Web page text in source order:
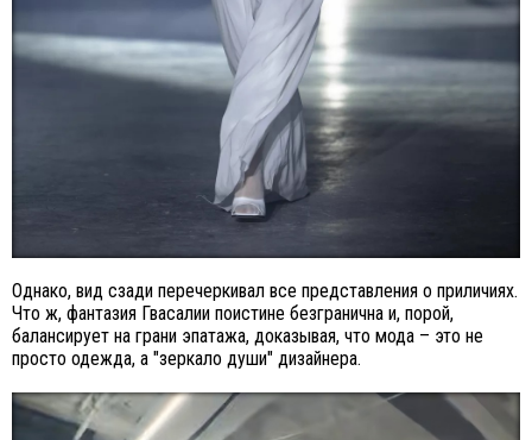
Однако, вид сзади перечеркивал все представления о приличиях.
Что ж, фантазия Гвасалии поистине безгранична и, порой,
балансирует на грани эпатажа, доказывая, что мода – это не
просто одежда, а "зеркало души" дизайнера.